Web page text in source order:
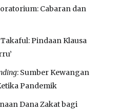
Cabaran dan
Pindaan Klausa
: Sumber Kewangan
Pandemik
Dana Zakat bagi